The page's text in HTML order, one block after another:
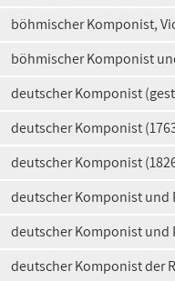
böhmischer Komponist,
böhmischer Komponist
deutscher Komponist
deutscher Komponist
deutscher Komponist
deutscher Komponist und
deutscher Komponist und
deutscher Komponist der